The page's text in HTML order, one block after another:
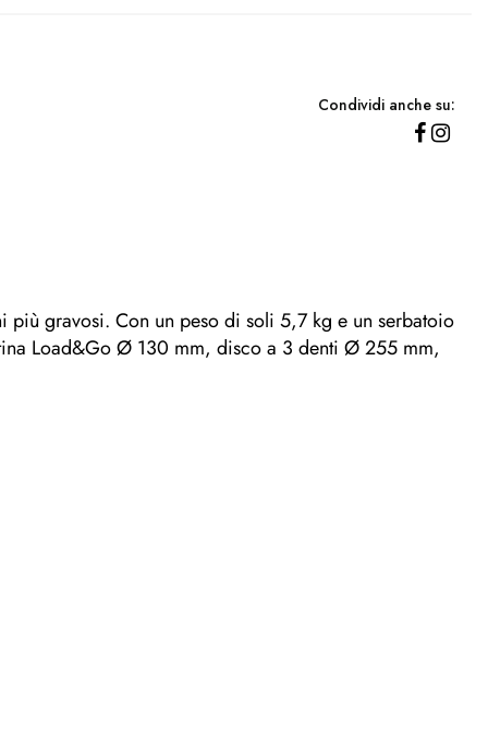
Condividi anche su:
gravosi. Con un peso di soli 5,7 kg e un serbatoio
Load&Go Ø 130 mm, disco a 3 denti Ø 255 mm,